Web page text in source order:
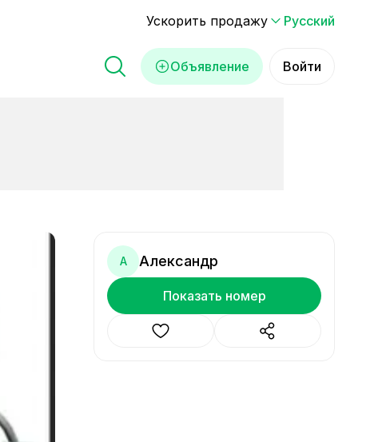
Ускорить продажу Русский
Объявление Войти
А Александр
Показать номер